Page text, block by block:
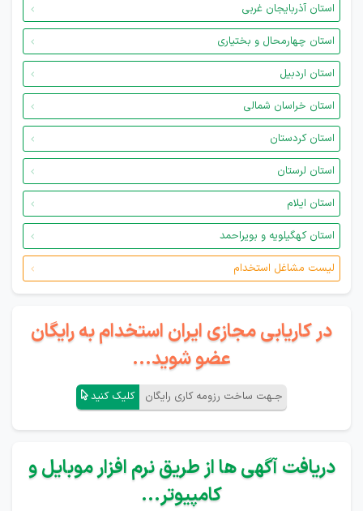
استان آذربایجان غربی
استان چهارمحال و بختیاری
استان اردبیل
استان خراسان شمالی
استان کردستان
استان لرستان
استان ایلام
استان کهگیلویه و بویراحمد
لیست مشاغل استخدام
در کاریابی مجازی ایران استخدام به رایگان
عضو شوید...
جـهت ساخت رزومه کاری رایگان کلیک کنید
دریافت آگهی ها از طریق نرم افزار موبایل و
کامپیوتر...